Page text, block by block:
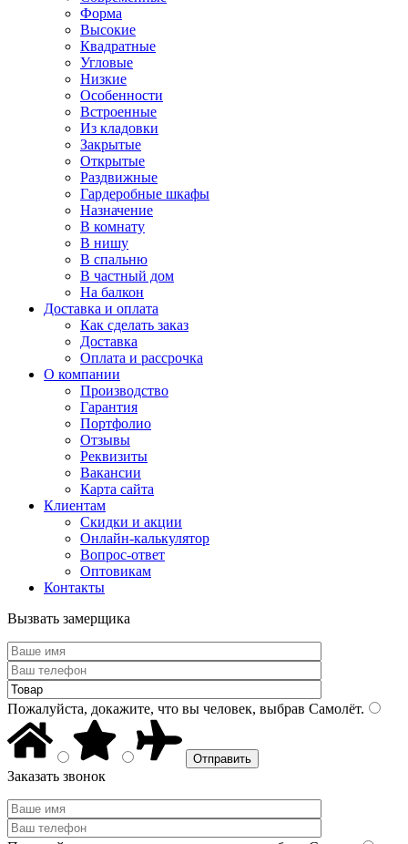
Форма
Высокие
Квадратные
Угловые
Низкие
Особенности
Встроенные
Из кладовки
Закрытые
Открытые
Раздвижные
Гардеробные шкафы
Назначение
В комнату
В нишу
В спальню
В частный дом
На балкон
Доставка и оплата
Как сделать заказ
Доставка
Оплата и рассрочка
О компании
Производство
Гарантия
Портфолио
Отзывы
Реквизиты
Вакансии
Карта сайта
Клиентам
Скидки и акции
Онлайн-калькулятор
Вопрос-ответ
Оптовикам
Контакты
Вызвать замерщика
Пожалуйста, докажите, что вы человек, выбрав Самолёт.
Заказать звонок